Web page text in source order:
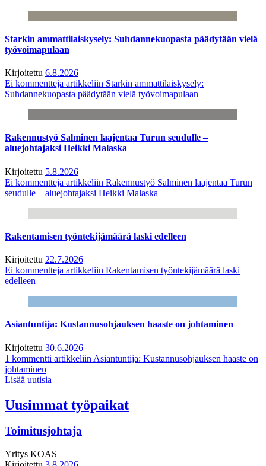
Starkin ammattilaiskysely: Suhdannekuopasta päädytään vielä
työvoimapulaan
Kirjoitettu 6.8.2026
Ei kommentteja artikkeliin Starkin ammattilaiskysely:
Suhdannekuopasta päädytään vielä työvoimapulaan
Rakennustyö Salminen laajentaa Turun seudulle –
aluejohtajaksi Heikki Malaska
Kirjoitettu 5.8.2026
Ei kommentteja artikkeliin Rakennustyö Salminen laajentaa Turun
seudulle – aluejohtajaksi Heikki Malaska
Rakentamisen työntekijämäärä laski edelleen
Kirjoitettu 22.7.2026
Ei kommentteja artikkeliin Rakentamisen työntekijämäärä laski
edelleen
Asiantuntija: Kustannusohjauksen haaste on johtaminen
Kirjoitettu 30.6.2026
1 kommentti artikkeliin Asiantuntija: Kustannusohjauksen haaste on
johtaminen
Lisää uutisia
Uusimmat työpaikat
Toimitusjohtaja
Yritys KOAS